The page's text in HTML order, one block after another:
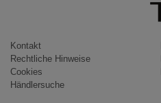
CIVIC / CIVIC LIMOUSINE
INSIGHT
ACCORD
Kontakt
Rechtliche Hinweise
Cookies
Händlersuche